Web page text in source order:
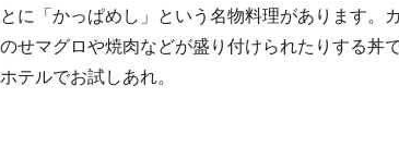
に「かっぱめし」という名物料理があります。
せマグロや焼肉などが盛り付けられたりする丼で
テルでお試しあれ。